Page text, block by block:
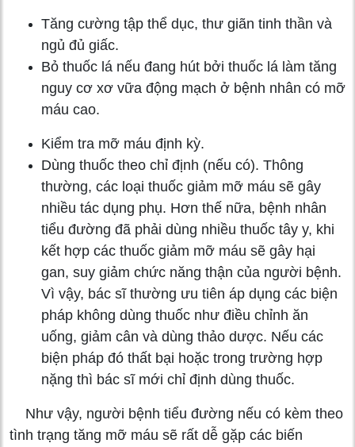
Tăng cường tập thể dục, thư giãn tinh thần và
ngủ đủ giấc.
Bỏ thuốc lá nếu đang hút bởi thuốc lá làm tăng
nguy cơ xơ vữa động mạch ở bệnh nhân có mỡ
máu cao.
Kiểm tra mỡ máu định kỳ.
Dùng thuốc theo chỉ định (nếu có). Thông
thường, các loại thuốc giảm mỡ máu sẽ gây
nhiều tác dụng phụ. Hơn thế nữa, bệnh nhân
tiểu đường đã phải dùng nhiều thuốc tây y, khi
kết hợp các thuốc giảm mỡ máu sẽ gây hại
gan, suy giảm chức năng thận của người bệnh.
Vì vậy, bác sĩ thường ưu tiên áp dụng các biện
pháp không dùng thuốc như điều chỉnh ăn
uống, giảm cân và dùng thảo dược. Nếu các
biện pháp đó thất bại hoặc trong trường hợp
nặng thì bác sĩ mới chỉ định dùng thuốc.
Như vậy, người bệnh tiểu đường nếu có kèm theo
tình trạng tăng mỡ máu sẽ rất dễ gặp các biến